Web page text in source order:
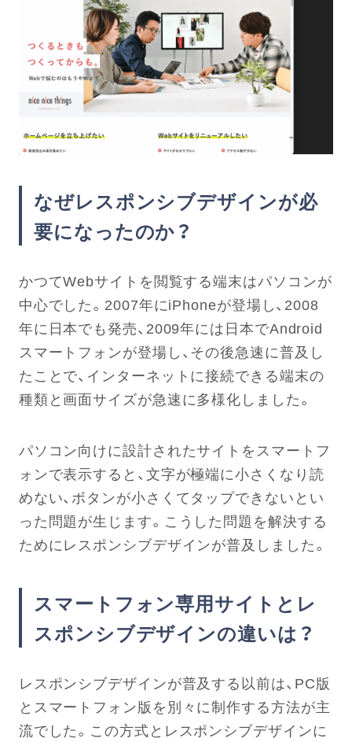
なぜレスポンシブデザインが必
要になったのか？
かつてWebサイトを閲覧する端末はパソコンが
中心でした。2007年にiPhoneが登場し、2008
年に日本でも発売、2009年には日本でAndroid
スマートフォンが登場し、その後急速に普及し
たことで、インターネットに接続できる端末の
種類と画面サイズが急速に多様化しました。
パソコン向けに設計されたサイトをスマートフ
ォンで表示すると、文字が極端に小さくなり読
めない、ボタンが小さくてタップできないとい
った問題が生じます。こうした問題を解決する
ためにレスポンシブデザインが普及しました。
スマートフォン専用サイトとレ
スポンシブデザインの違いは？
レスポンシブデザインが普及する以前は、PC版
とスマートフォン版を別々に制作する方法が主
流でした。この方式とレスポンシブデザインに